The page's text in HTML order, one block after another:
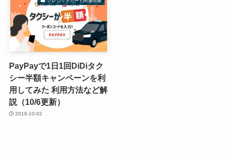
PayPayで1日1回DiDiタク
シー半額キャンペーンを利
用してみた 利用方法など解
説（10/6更新）
2019-10-02